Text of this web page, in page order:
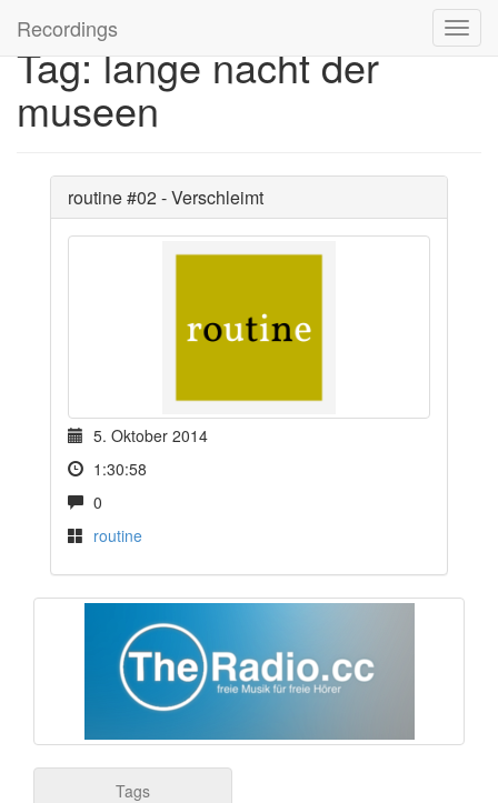
Recordings
Tag: lange nacht der
museen
routine #02 - Verschleimt
5. Oktober 2014
1:30:58
0
routine
Tags